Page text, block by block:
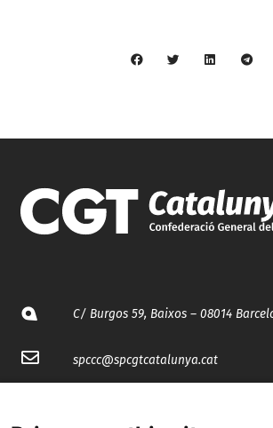
C/ Burgos 59, Baixos – 08014
spccc@spcgtcatalunya.cat